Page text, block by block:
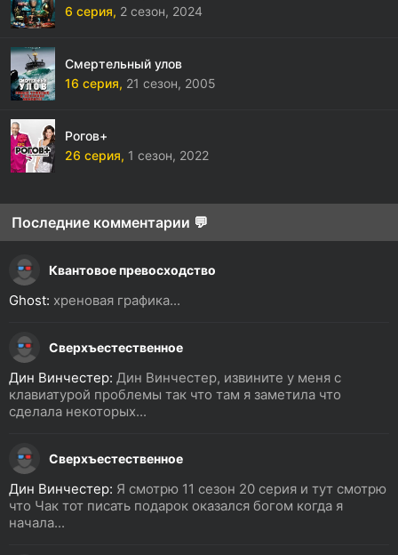
6 серия, 2 сезон, 2024
Смертельный улов
16 серия, 21 сезон, 2005
Рогов+
26 серия, 1 сезон, 2022
Последние комментарии 💬
Квантовое превосходство
Ghost: хреновая графика...
Сверхъестественное
Дин Винчестер: Дин Винчестер, извините у меня с
клавиатурой проблемы так что там я заметила что
сделала некоторых...
Сверхъестественное
Дин Винчестер: Я смотрю 11 сезон 20 серия и тут смотрю
что Чак тот писать подарок оказался богом когда я
начала...